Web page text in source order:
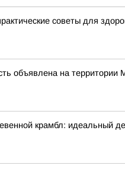
советы для
объявлена на
крамбл: идеальный